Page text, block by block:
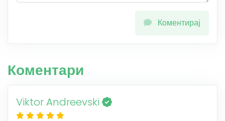
Коментирај
Коментари
Viktor Andreevski